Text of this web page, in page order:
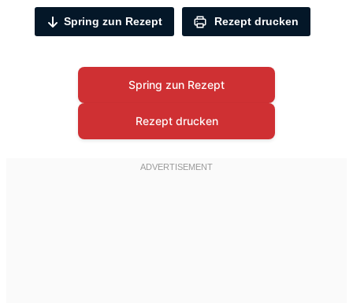
Spring zun Rezept Rezept drucken
Spring zun Rezept
Rezept drucken